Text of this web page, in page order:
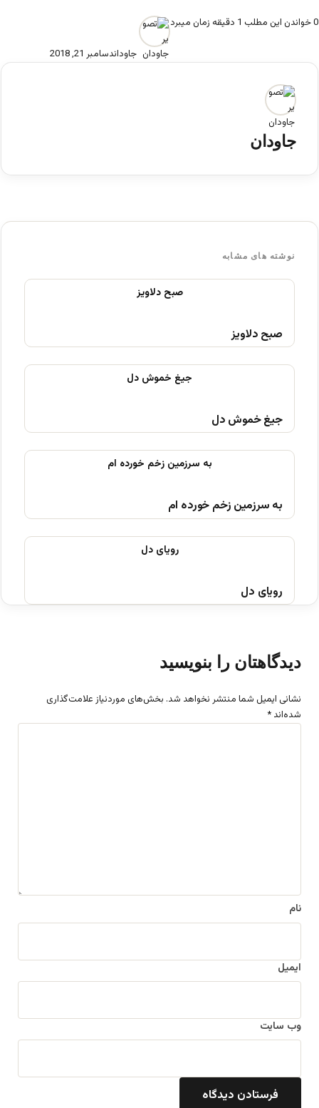
جاوداندسامبر 21, 2018
0خواندن این مطلب 1 دقیقه زمان میبرد
جاودان
نوشته های مشابه
صبح دلاویز
جیغ خموش دل
به سرزمین زخم خورده ام
رویای دل
دیدگاهتان را بنویسید
نشانی ایمیل شما منتشر نخواهد شد. بخش‌های موردنیاز علامت‌گذاری
شده‌اند *
نام
ایمیل
وب‌ سایت